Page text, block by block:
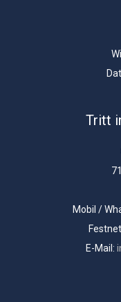
Tritt
Mobil /
E-Mail: